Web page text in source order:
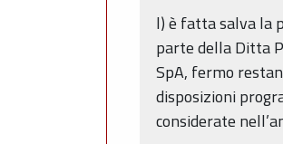
l) è fatta salva la
parte della Ditta
SpA, fermo
disposizioni
considerate